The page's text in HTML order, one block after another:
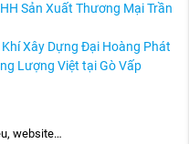
Sản Xuất Thương Mại Trần
Xây Dựng Đại Hoàng Phát
Lượng Việt tại Gò Vấp
website…